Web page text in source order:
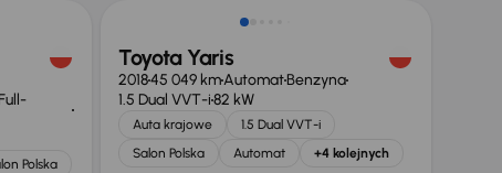
Polska
Toyota Yaris
201845 049 kmAutomatBenzyna
1.5 Dual VVT-i82 kW
Auta krajowe
1.5 Dual VVT-i
Salon Polska
Automat +4 kolejnych